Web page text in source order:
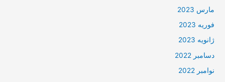
مارس 2023
فوریه 2023
ژانویه 2023
دسامبر 2022
نوامبر 2022